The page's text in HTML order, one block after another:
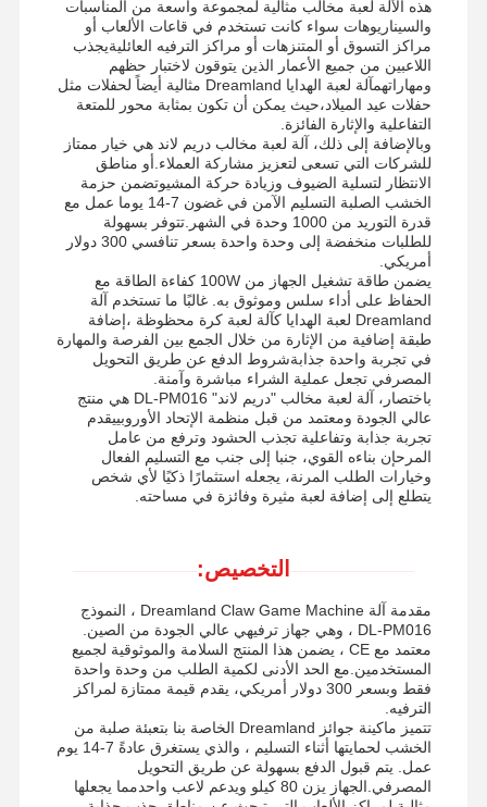
جولة في
المعمل
ضبط الجودة اتصل بنا أخبار
جميع القضايا طلب اقتباس
آلة لعبة الأطفال
آلة لعبة سباق السيارات
آلة ألعاب الرماية
آلة لعبة استرداد التذاكر
آلة لعبة المخلب
محاكي لعبة الدراجة النارية
VR 360 محاكي
VR Arcade Shooter
VR سينما
سيارة المصد
هذه الآلة لعبة مخالب مثالية لمجموعة واسعة من المناسبات
والسيناريوهات سواء كانت تستخدم في قاعات الألعاب أو
مراكز التسوق أو المتنزهات أو مراكز الترفيه العائليةيجذب
اللاعبين من جميع الأعمار الذين يتوقون لاختبار حظهم
ومهاراتهمآلة لعبة الهدايا Dreamland مثالية أيضاً لحفلات مثل
حفلات عيد الميلاد،حيث يمكن أن تكون بمثابة محور للمتعة
التفاعلية والإثارة الفائزة.
وبالإضافة إلى ذلك، آلة لعبة مخالب دريم لاند هي خيار ممتاز
للشركات التي تسعى لتعزيز مشاركة العملاء.أو مناطق
الانتظار لتسلية الضيوف وزيادة حركة المشيوتضمن حزمة
الخشب الصلبة التسليم الآمن في غضون 7-14 يوما عمل مع
قدرة التوريد من 1000 وحدة في الشهر.تتوفر بسهولة
للطلبات منخفضة إلى وحدة واحدة بسعر تنافسي 300 دولار
أمريكي.
يضمن طاقة تشغيل الجهاز من 100W كفاءة الطاقة مع
الحفاظ على أداء سلس وموثوق به. غالبًا ما تستخدم آلة
Dreamland لعبة الهدايا كآلة لعبة كرة محظوظة ،إضافة
طبقة إضافية من الإثارة من خلال الجمع بين الفرصة والمهارة
في تجربة واحدة جذابةشروط الدفع عن طريق التحويل
المصرفي تجعل عملية الشراء مباشرة وآمنة.
باختصار، آلة لعبة مخالب "دريم لاند" DL-PM016 هي منتج
عالي الجودة ومعتمد من قبل منظمة الإتحاد الأوروبييقدم
تجربة جذابة وتفاعلية تجذب الحشود وترفع من عامل
المرحإن بناءه القوي، جنبا إلى جنب مع التسليم الفعال
وخيارات الطلب المرنة، يجعله استثمارًا ذكيًا لأي شخص
يتطلع إلى إضافة لعبة مثيرة وفائزة في مساحته.
التخصيص:
مقدمة آلة Dreamland Claw Game Machine ، النموذج
DL-PM016 ، وهي جهاز ترفيهي عالي الجودة من الصين.
معتمد مع CE ، يضمن هذا المنتج السلامة والموثوقية لجميع
المستخدمين.مع الحد الأدنى لكمية الطلب من وحدة واحدة
فقط وبسعر 300 دولار أمريكي، يقدم قيمة ممتازة لمراكز
الترفيه.
تتميز ماكينة جوائز Dreamland الخاصة بنا بتعبئة صلبة من
الخشب لحمايتها أثناء التسليم ، والذي يستغرق عادةً 7-14 يوم
عمل. يتم قبول الدفع بسهولة عن طريق التحويل
المصرفي.الجهاز يزن 80 كيلو ويدعم لاعب واحدمما يجعلها